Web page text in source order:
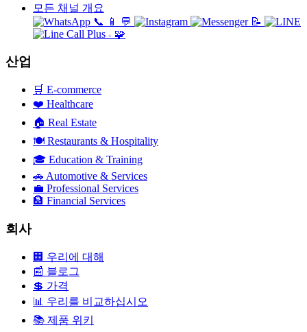
모든 채널 개요
📞
📱 💬 📝
+ 🧩
산업
🛒 E-commerce
❤️ Healthcare
🏠 Real Estate
🍽️ Restaurants & Hospitality
🎓 Education & Training
🚗 Automotive & Services
💼 Professional Services
🏦 Financial Services
회사
🏢 우리에 대해
📰 블로그
💲 가격
📊 우리를 비교하십시오
📚 제품 위키